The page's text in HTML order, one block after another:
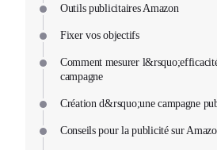
Outils publicitaires Amazon
Fixer vos objectifs
Comment mesurer
campagne
Création d&rsquo;une campagne
Conseils pour la publicité sur